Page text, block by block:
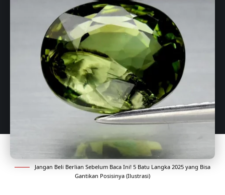
Jangan Beli Berlian Sebelum Baca Ini! 5 Batu Langka 2025 yang Bisa
Gantikan Posisinya (Ilustrasi)